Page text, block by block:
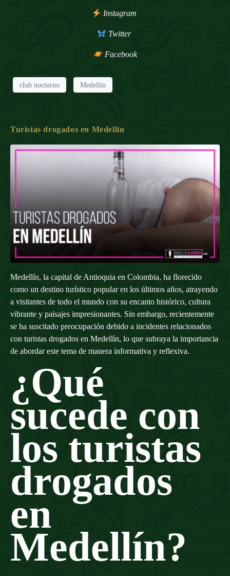
Instagram
Twitter
Facebook
club nocturno Medellín
Turistas drogados en Medellín
Medellín, la capital de Antioquia en Colombia, ha florecido
como un destino turístico popular en los últimos años, atrayendo
a visitantes de todo el mundo con su encanto histórico, cultura
vibrante y paisajes impresionantes. Sin embargo, recientemente
se ha suscitado preocupación debido a incidentes relacionados
con turistas drogados en Medellín, lo que subraya la importancia
de abordar este tema de manera informativa y reflexiva.
¿Qué
sucede con
los turistas
drogados
en
Medellín?